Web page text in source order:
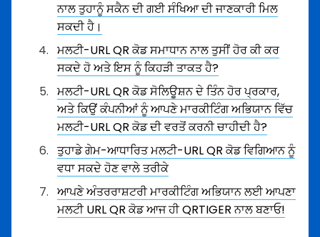
ਨਾਲ ਤੁਹਾਨੂੰ ਸਕੈਨ ਦੀ ਗਈ ਸੰਖਿਆ ਦੀ ਜਾਣਕਾਰੀ ਮਿਲ
ਸਕਦੀ ਹੈ।
ਮਲਟੀ-URL QR ਕੋਡ ਸਮਾਧਾਨ ਨਾਲ ਤੁਸੀਂ ਹੋਰ ਕੀ ਕਰ
ਸਕਦੇ ਹੋ ਅਤੇ ਇਸ ਨੂੰ ਕਿਹੜੀ ਤਾਕਤ ਹੈ?
ਮਲਟੀ-URL QR ਕੋਡ ਸੋਲਿਊਸ਼ਨ ਦੇ ਤਿੰਨ ਹੋਰ ਪ੍ਰਕਾਰ,
ਅਤੇ ਕਿਉਂ ਕੰਪਨੀਆਂ ਨੂੰ ਆਪਣੇ ਮਾਰਕੀਟਿੰਗ ਅਭਿਯਾਨ ਵਿੱਚ
ਮਲਟੀ-URL QR ਕੋਡ ਦੀ ਵਰਤੋਂ ਕਰਨੀ ਚਾਹੀਦੀ ਹੈ?
ਤੁਹਾਡੇ ਗੇਮ-ਆਧਾਰਿਤ ਮਲਟੀ-URL QR ਕੋਡ ਵਿਗਿਆਨ ਨੂੰ
ਵਧਾ ਸਕਦੇ ਹੋਣ ਵਾਲੇ ਤਰੀਕੇ
ਆਪਣੇ ਅੰਤਰਰਾਸ਼ਟਰੀ ਮਾਰਕੀਟਿੰਗ ਅਭਿਯਾਨ ਲਈ ਆਪਣਾ
ਮਲਟੀ URL QR ਕੋਡ ਆਜ ਹੀ QRTIGER ਨਾਲ ਬਣਾਓ!